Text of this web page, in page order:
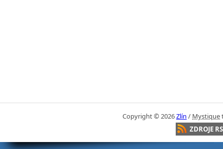
Copyright © 2026Zlín / Mystique
ZDROJE